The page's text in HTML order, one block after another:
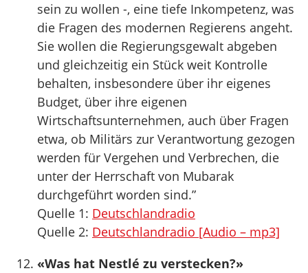
sein zu wollen -, eine tiefe Inkompetenz, was
die Fragen des modernen Regierens angeht.
Sie wollen die Regierungsgewalt abgeben
und gleichzeitig ein Stück weit Kontrolle
behalten, insbesondere über ihr eigenes
Budget, über ihre eigenen
Wirtschaftsunternehmen, auch über Fragen
etwa, ob Militärs zur Verantwortung gezogen
werden für Vergehen und Verbrechen, die
unter der Herrschaft von Mubarak
durchgeführt worden sind.”
Quelle 1: Deutschlandradio
Quelle 2: Deutschlandradio [Audio – mp3]
«Was hat Nestlé zu verstecken?»